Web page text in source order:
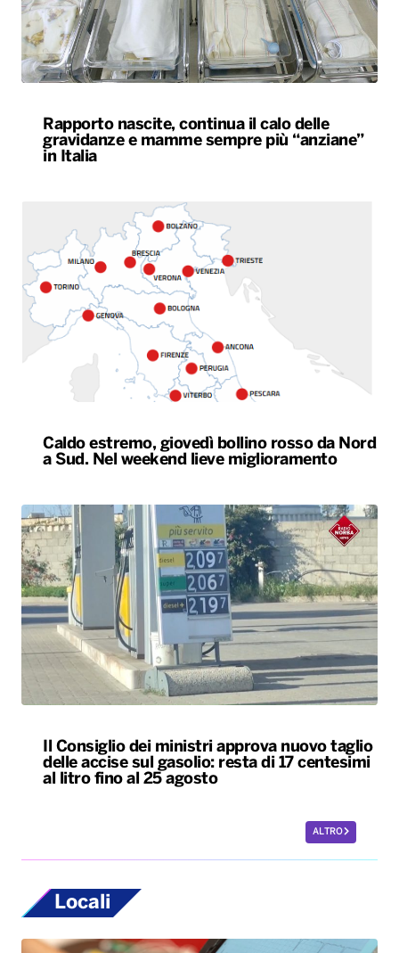
Rapporto nascite, continua il calo delle
gravidanze e mamme sempre più “anziane”
in Italia
Caldo estremo, giovedì bollino rosso da Nord
a Sud. Nel weekend lieve miglioramento
Il Consiglio dei ministri approva nuovo taglio
delle accise sul gasolio: resta di 17 centesimi
al litro fino al 25 agosto
ALTRO
Locali